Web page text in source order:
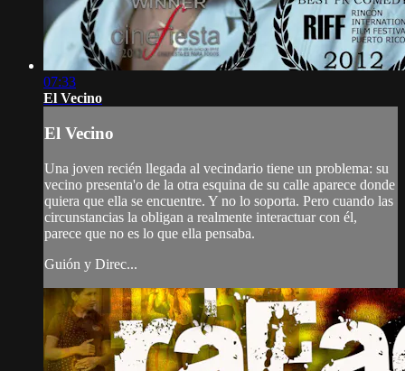
07:33
El Vecino
El Vecino
Una joven recién llegada al vecindario tiene un problema: su
vecino presenta'o de la otra esquina de su calle aparece donde
quiera que ella se encuentre. Y no lo soporta. Pero cuando las
circunstancias la obligan a realmente interactuar con él,
parece que no es lo que ella pensaba.
Guión y Direc...